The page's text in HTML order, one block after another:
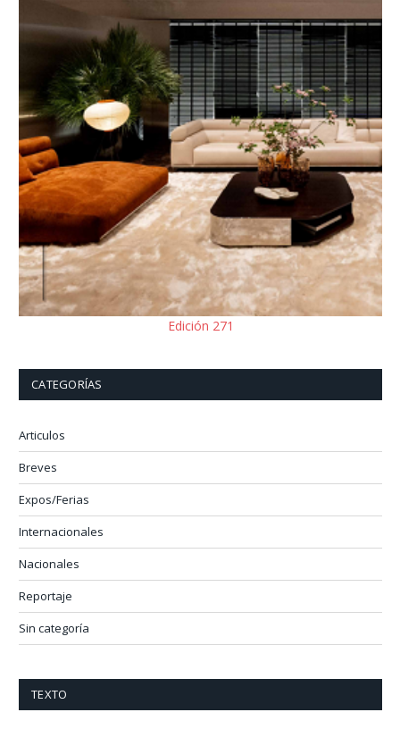
Edición 271
CATEGORÍAS
Articulos
Breves
Expos/Ferias
Internacionales
Nacionales
Reportaje
Sin categoría
TEXTO